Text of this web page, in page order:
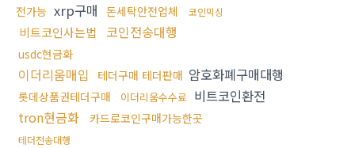
전가능 xrp구매 돈세탁안전업체 코인믹싱
비트코인사는법 코인전송대행
usdc현금화
이더리움매입 테더구매 테더판매 암호화폐구매대행
롯데상품권테더구매 이더리움수수료 비트코인환전
tron현금화
카드로코인구매가능한곳
테더전송대행